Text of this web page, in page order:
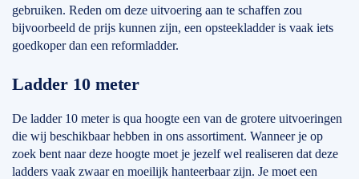
gebruiken. Reden om deze uitvoering aan te schaffen zou
bijvoorbeeld de prijs kunnen zijn, een opsteekladder is vaak iets
goedkoper dan een reformladder.
Ladder 10 meter
De ladder 10 meter is qua hoogte een van de grotere uitvoeringen
die wij beschikbaar hebben in ons assortiment. Wanneer je op
zoek bent naar deze hoogte moet je jezelf wel realiseren dat deze
ladders vaak zwaar en moeilijk hanteerbaar zijn. Je moet een